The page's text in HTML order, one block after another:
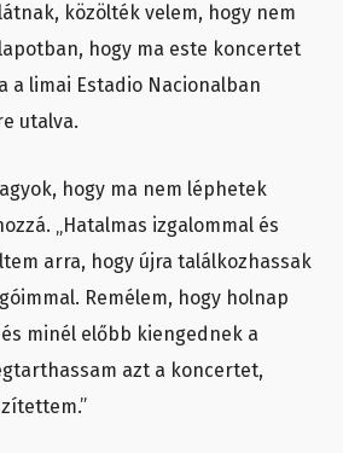
közölték velem, hogy nem
hogy ma este koncertet
a limai Estadio Nacionalban
utalva.
hogy ma nem léphetek
„Hatalmas izgalommal és
arra, hogy újra találkozhassak
Remélem, hogy holnap
minél előbb kiengednek a
azt a koncertet,